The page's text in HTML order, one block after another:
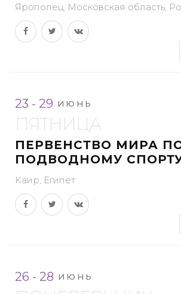
Ярополец, Московская область,
23 - 29 ИЮНЬ
ПЯТНИЦА
ПЕРВЕНСТВО МИРА
ПОДВОДНОМУ
Каир, Египет
26 - 28 ИЮНЬ